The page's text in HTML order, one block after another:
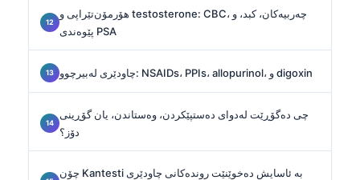
هۆرمۆن‌تێراپی و testosterone: CBC، چەربیەکان، کبد، و
پێوەندی PSA
چاودێری لەبیرچوو: NSAIDs، PPIs، allopurinol، و digoxin
چی دەگۆڕێت لەدوای دەستپێکردن، وەستاندن، یان گۆڕینی
دۆز؟
چۆن Kantesti بە ئاسایش دەخوێنێت روندەکانی چاودێری